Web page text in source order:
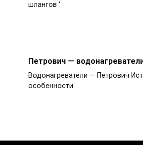
шлангов ‘
Петрович —
Водонагреватели — Петрович
особенности